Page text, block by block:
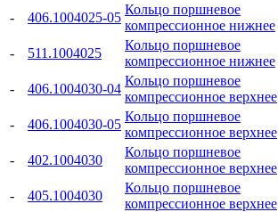
-
406.1004025-05
Кольцо поршневое
компрессионное нижнее
-
511.1004025
Кольцо поршневое
компрессионное нижнее
-
406.1004030-04
Кольцо поршневое
компрессионное верхнее
-
406.1004030-05
Кольцо поршневое
компрессионное верхнее
-
402.1004030
Кольцо поршневое
компрессионное верхнее
-
405.1004030
Кольцо поршневое
компрессионное верхнее